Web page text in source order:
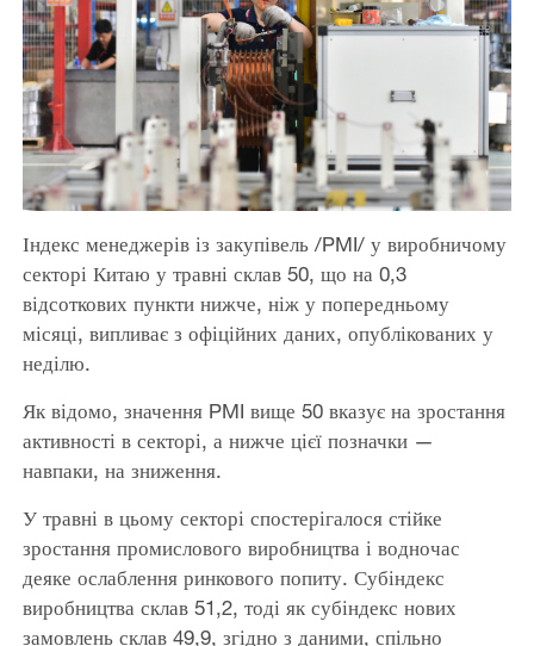
Індекс менеджерів із закупівель /PMI/ у виробничому
секторі Китаю у травні склав 50, що на 0,3
відсоткових пункти нижче, ніж у попередньому
місяці, випливає з офіційних даних, опублікованих у
неділю.
Як відомо, значення PMI вище 50 вказує на зростання
активності в секторі, а нижче цієї позначки —
навпаки, на зниження.
У травні в цьому секторі спостерігалося стійке
зростання промислового виробництва і водночас
деяке ослаблення ринкового попиту. Субіндекс
виробництва склав 51,2, тоді як субіндекс нових
замовлень склав 49,9, згідно з даними, спільно